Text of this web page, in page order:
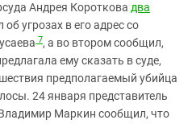
Андрея Короткова два
угрозах в его адрес со
7, а во втором сообщил,
ему сказать в суде,
предполагаемый убийца
24 января представитель
Маркин сообщил, что